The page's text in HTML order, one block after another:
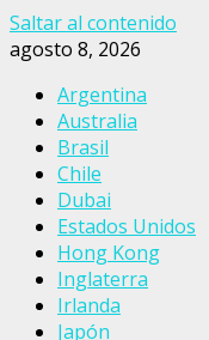
Saltar al contenido
agosto 8, 2026
Argentina
Australia
Brasil
Chile
Dubai
Estados Unidos
Hong Kong
Inglaterra
Irlanda
Japón